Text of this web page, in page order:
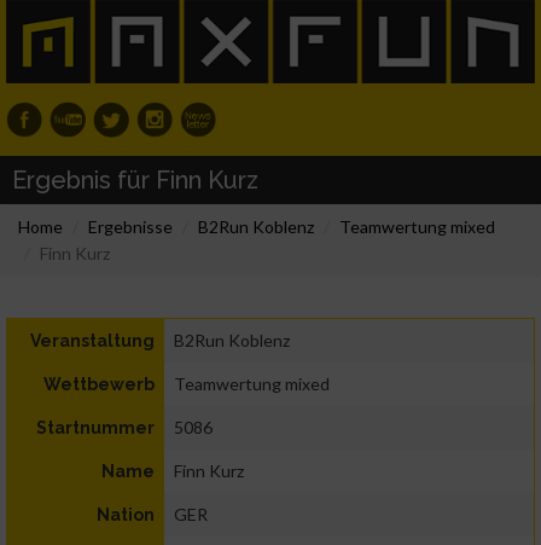
Ergebnis für Finn Kurz
Home Ergebnisse B2Run Koblenz
Teamwertung mixed
Finn Kurz
Veranstaltung B2Run Koblenz
Wettbewerb Teamwertung mixed
Startnummer 5086
Name Finn Kurz
Nation GER